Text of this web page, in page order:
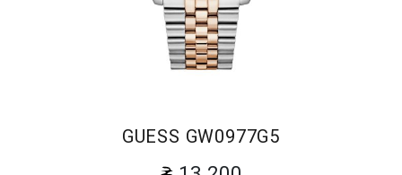
GUESS GW0977G5